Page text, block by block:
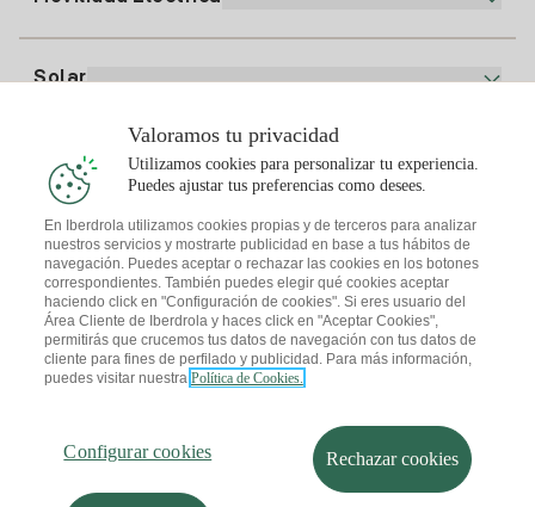
Precio de la luz hoy
Solar
Plan Solar
Simulador Placas Solares
Comunidades Solares
Solar Cloud
I + Repair Solar
I + Pack Solar
Te interesa
Consejos Luz
Consejos Gas
Autoconsumo
Transporte Eléctrico
Sostenibilidad
Descarga la App Iberdrola Clientes
Mapa webInformación legal y Política de cookies
Seguridad de la informaciónAccesibilidad
¿Cómo ser colaborador?
Canal de Denuncias
Iberdrola.com
Valoramos tu privacidad
Utilizamos cookies para personalizar tu experiencia.
Puedes ajustar tus preferencias como desees.
En Iberdrola utilizamos cookies propias y de terceros para analizar
nuestros servicios y mostrarte publicidad en base a tus hábitos de
navegación. Puedes aceptar o rechazar las cookies en los botones
correspondientes. También puedes elegir qué cookies aceptar
haciendo click en "Configuración de cookies". Si eres usuario del
Área Cliente de Iberdrola y haces click en "Aceptar Cookies",
permitirás que crucemos tus datos de navegación con tus datos de
cliente para fines de perfilado y publicidad. Para más información,
puedes visitar nuestra Política de Cookies.
Configurar cookies Rechazar cookies